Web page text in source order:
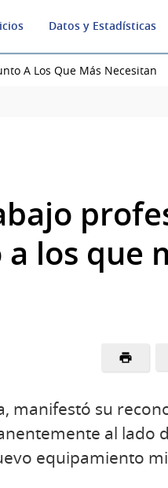
Datos y Estadísticas
A Los Que Más Necesitan
los que
manifestó su
al lado
equipamiento